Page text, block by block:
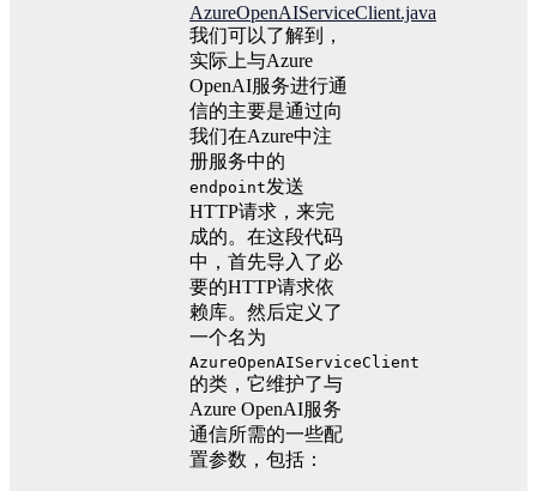
AzureOpenAIServiceClient.java
我们可以了解到，
实际上与Azure
OpenAI服务进行通
信的主要是通过向
我们在Azure中注
册服务中的
endpoint发送
HTTP请求，来完
成的。在这段代码
中，首先导入了必
要的HTTP请求依
赖库。然后定义了
一个名为
AzureOpenAIServiceClient
的类，它维护了与
Azure OpenAI服务
通信所需的一些配
置参数，包括：